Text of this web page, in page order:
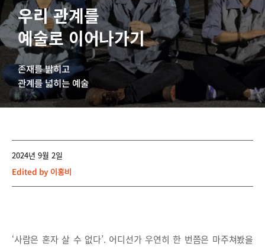
우리 관계를
예술로 이어나가기
존재를 밝히고
관계를 넓히는 예술
2024년 9월 2일
Edited by 이홍비
‘사람은 혼자 살 수 없다’. 어디선가 우연히 한 번쯤은 마주쳐봤을